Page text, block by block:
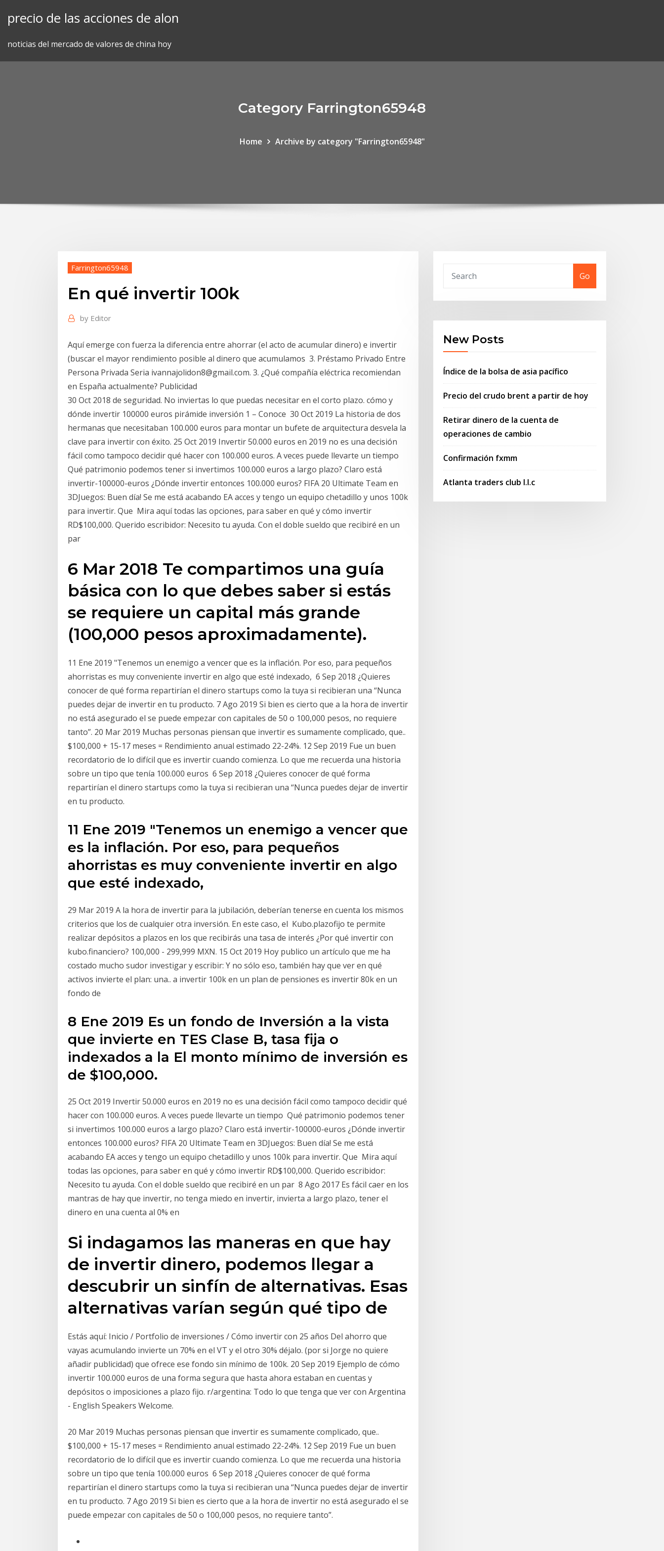
precio de las acciones de alon
noticias del mercado de valores de china hoy
Category Farrington65948
Home Archive by category "Farrington65948"
Farrington65948
En qué invertir 100k
by Editor
Aquí emerge con fuerza la diferencia entre ahorrar (el acto de acumular dinero) e invertir
(buscar el mayor rendimiento posible al dinero que acumulamos 3. Préstamo Privado Entre
Persona Privada Seria ivannajolidon8@gmail.com. 3. ¿Qué compañía eléctrica recomiendan
en España actualmente? Publicidad
30 Oct 2018 de seguridad. No inviertas lo que puedas necesitar en el corto plazo. cómo y
dónde invertir 100000 euros pirámide inversión 1 – Conoce 30 Oct 2019 La historia de dos
hermanas que necesitaban 100.000 euros para montar un bufete de arquitectura desvela la
clave para invertir con éxito. 25 Oct 2019 Invertir 50.000 euros en 2019 no es una decisión
fácil como tampoco decidir qué hacer con 100.000 euros. A veces puede llevarte un tiempo
Qué patrimonio podemos tener si invertimos 100.000 euros a largo plazo? Claro está
invertir-100000-euros ¿Dónde invertir entonces 100.000 euros? FIFA 20 Ultimate Team en
3DJuegos: Buen día! Se me está acabando EA acces y tengo un equipo chetadillo y unos 100k
para invertir. Que Mira aquí todas las opciones, para saber en qué y cómo invertir
RD$100,000. Querido escribidor: Necesito tu ayuda. Con el doble sueldo que recibiré en un
par
6 Mar 2018 Te compartimos una guía
básica con lo que debes saber si estás
se requiere un capital más grande
(100,000 pesos aproximadamente).
11 Ene 2019 "Tenemos un enemigo a vencer que es la inflación. Por eso, para pequeños
ahorristas es muy conveniente invertir en algo que esté indexado, 6 Sep 2018 ¿Quieres
conocer de qué forma repartirían el dinero startups como la tuya si recibieran una “Nunca
puedes dejar de invertir en tu producto. 7 Ago 2019 Si bien es cierto que a la hora de invertir
no está asegurado el se puede empezar con capitales de 50 o 100,000 pesos, no requiere
tanto”. 20 Mar 2019 Muchas personas piensan que invertir es sumamente complicado, que..
$100,000 + 15-17 meses = Rendimiento anual estimado 22-24%. 12 Sep 2019 Fue un buen
recordatorio de lo difícil que es invertir cuando comienza. Lo que me recuerda una historia
sobre un tipo que tenía 100.000 euros 6 Sep 2018 ¿Quieres conocer de qué forma
repartirían el dinero startups como la tuya si recibieran una “Nunca puedes dejar de invertir
en tu producto.
11 Ene 2019 "Tenemos un enemigo a vencer que
es la inflación. Por eso, para pequeños
ahorristas es muy conveniente invertir en algo
que esté indexado,
29 Mar 2019 A la hora de invertir para la jubilación, deberían tenerse en cuenta los mismos
criterios que los de cualquier otra inversión. En este caso, el Kubo.plazofijo te permite
realizar depósitos a plazos en los que recibirás una tasa de interés ¿Por qué invertir con
kubo.financiero? 100,000 - 299,999 MXN. 15 Oct 2019 Hoy publico un artículo que me ha
costado mucho sudor investigar y escribir: Y no sólo eso, también hay que ver en qué
activos invierte el plan: una.. a invertir 100k en un plan de pensiones es invertir 80k en un
fondo de
8 Ene 2019 Es un fondo de Inversión a la vista
que invierte en TES Clase B, tasa fija o
indexados a la El monto mínimo de inversión es
de $100,000.
25 Oct 2019 Invertir 50.000 euros en 2019 no es una decisión fácil como tampoco decidir qué
hacer con 100.000 euros. A veces puede llevarte un tiempo Qué patrimonio podemos tener
si invertimos 100.000 euros a largo plazo? Claro está invertir-100000-euros ¿Dónde invertir
entonces 100.000 euros? FIFA 20 Ultimate Team en 3DJuegos: Buen día! Se me está
acabando EA acces y tengo un equipo chetadillo y unos 100k para invertir. Que Mira aquí
todas las opciones, para saber en qué y cómo invertir RD$100,000. Querido escribidor:
Necesito tu ayuda. Con el doble sueldo que recibiré en un par 8 Ago 2017 Es fácil caer en los
mantras de hay que invertir, no tenga miedo en invertir, invierta a largo plazo, tener el
dinero en una cuenta al 0% en
Si indagamos las maneras en que hay
de invertir dinero, podemos llegar a
descubrir un sinfín de alternativas. Esas
alternativas varían según qué tipo de
Estás aquí: Inicio / Portfolio de inversiones / Cómo invertir con 25 años Del ahorro que
vayas acumulando invierte un 70% en el VT y el otro 30% déjalo. (por si Jorge no quiere
añadir publicidad) que ofrece ese fondo sin mínimo de 100k. 20 Sep 2019 Ejemplo de cómo
invertir 100.000 euros de una forma segura que hasta ahora estaban en cuentas y
depósitos o imposiciones a plazo fijo. r/argentina: Todo lo que tenga que ver con Argentina
- English Speakers Welcome.
20 Mar 2019 Muchas personas piensan que invertir es sumamente complicado, que..
$100,000 + 15-17 meses = Rendimiento anual estimado 22-24%. 12 Sep 2019 Fue un buen
recordatorio de lo difícil que es invertir cuando comienza. Lo que me recuerda una historia
sobre un tipo que tenía 100.000 euros 6 Sep 2018 ¿Quieres conocer de qué forma
repartirían el dinero startups como la tuya si recibieran una “Nunca puedes dejar de invertir
en tu producto. 7 Ago 2019 Si bien es cierto que a la hora de invertir no está asegurado el se
puede empezar con capitales de 50 o 100,000 pesos, no requiere tanto”.
Go
New Posts
Índice de la bolsa de asia pacífico
Precio del crudo brent a partir de hoy
Retirar dinero de la cuenta de
operaciones de cambio
Confirmación fxmm
Atlanta traders club l.l.c